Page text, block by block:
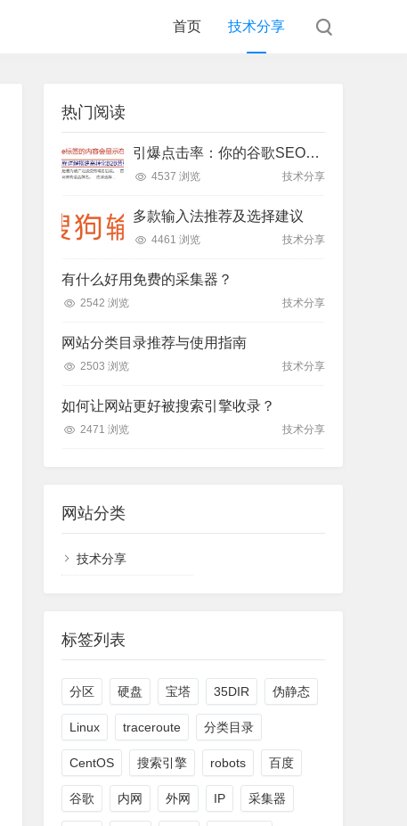
首页 技术分享
热门阅读
引爆点击率：你的谷歌SEO标题真的优化好了吗？
4537 浏览 技术分享
多款输入法推荐及选择建议
4461 浏览 技术分享
有什么好用免费的采集器？
2542 浏览 技术分享
网站分类目录推荐与使用指南
2503 浏览 技术分享
如何让网站更好被搜索引擎收录？
2471 浏览 技术分享
网站分类
技术分享
标签列表
分区 硬盘 宝塔 35DIR 伪静态
Linux traceroute 分类目录
CentOS 搜索引擎 robots 百度
谷歌 内网 外网 IP 采集器